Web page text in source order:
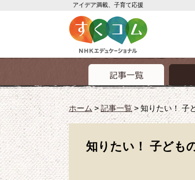
アイデア満載、子育て応援
ホーム>記事一覧>知りたい！ 子
知りたい！ 子ども